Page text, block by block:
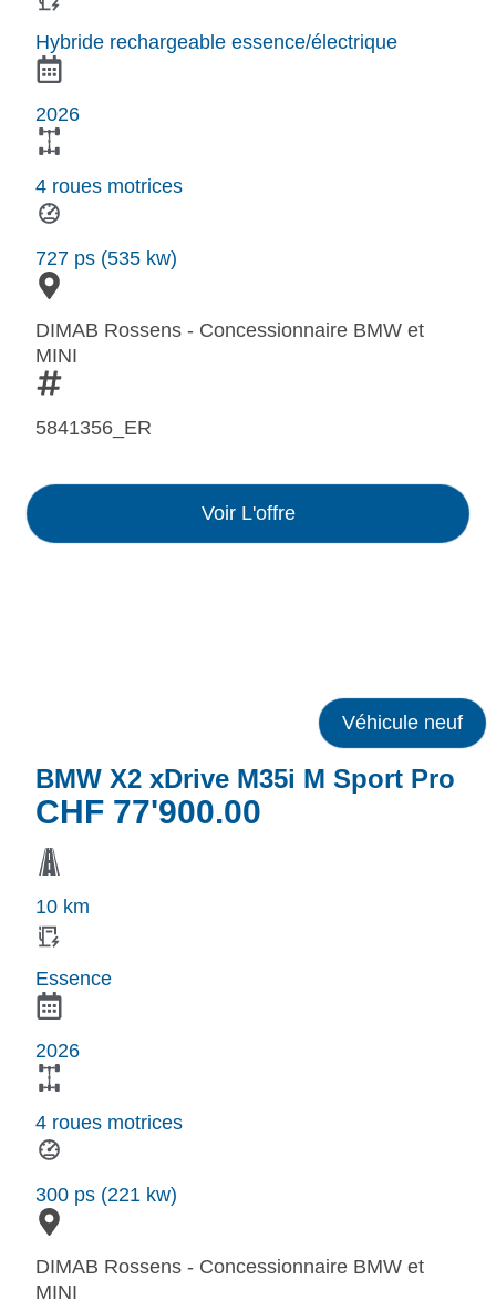
Hybride rechargeable essence/électrique
2026
4 roues motrices
727 ps (535 kw)
DIMAB Rossens - Concessionnaire BMW et
MINI
5841356_ER
Voir L'offre
Véhicule neuf
BMW X2 xDrive M35i M Sport Pro
CHF 77'900.00
10 km
Essence
2026
4 roues motrices
300 ps (221 kw)
DIMAB Rossens - Concessionnaire BMW et
MINI